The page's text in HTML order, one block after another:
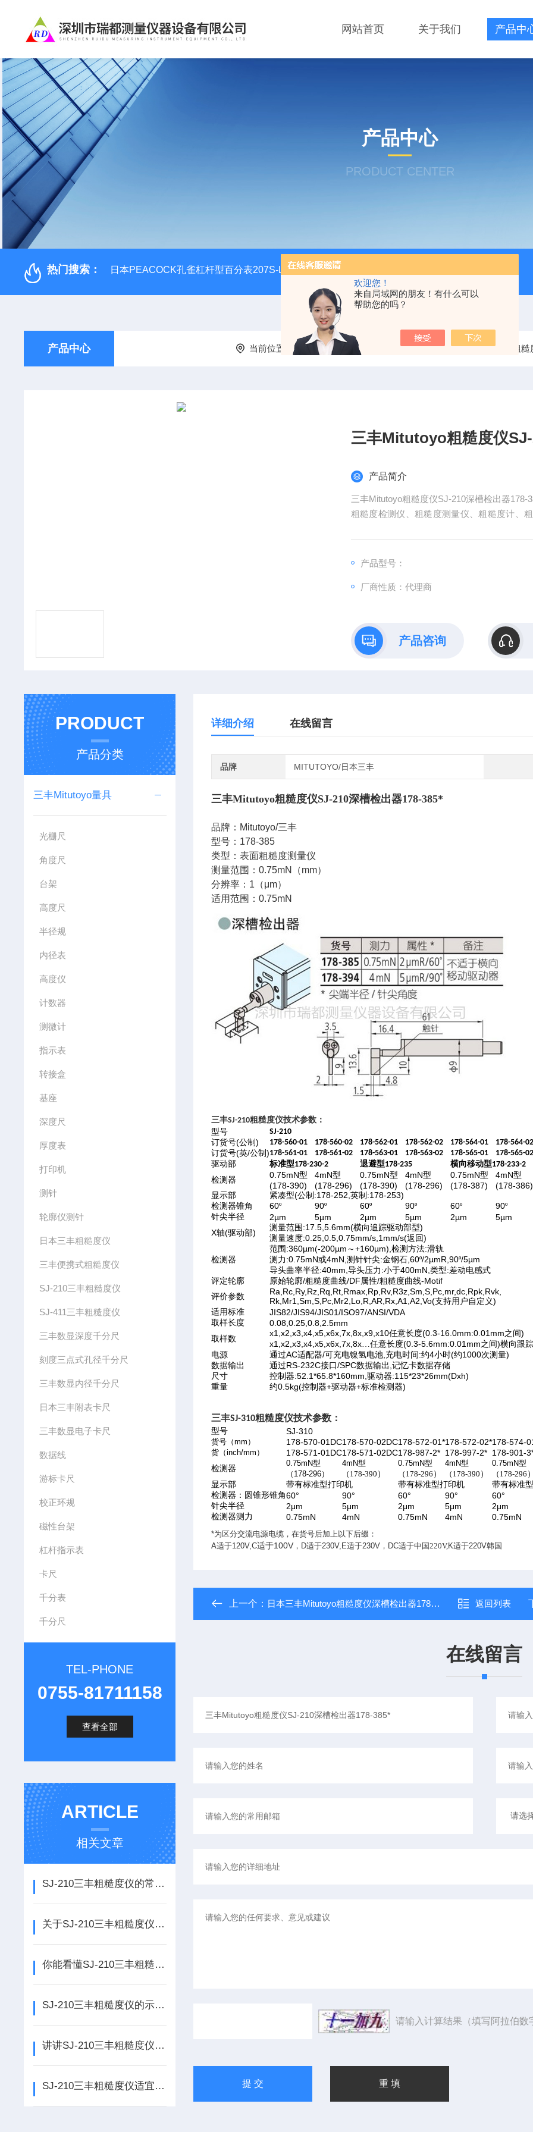
欢迎您！
来自局域网的朋友！有什么可以
帮助您的吗？
网站首页 关于我们 产品中
产品中心
PRODUCT CENTER
热门搜索： 日本PEACOCK孔雀杠杆型百分表207S-LL现货 日本指针式PEACOCK孔雀杠杆百分表207F-T
产品中心 当前位置： 首页 产品中心 三丰Mitutoyo量具 SJ-210三丰粗糙
三丰Mitutoyo粗糙度仪
产品简介
三丰Mitutoyo粗糙度仪SJ-210深槽检出器178-
粗糙度检测仪、粗糙度测量仪、粗糙度计、
产品型号：
厂商性质：代理商
产品咨询
PRODUCT
产品分类
三丰Mitutoyo量具
光栅尺
角度尺
台架
高度尺
半径规
内径表
高度仪
计数器
测微计
指示表
转接盒
基座
深度尺
厚度表
打印机
测针
轮廓仪测针
日本三丰粗糙度仪
三丰便携式粗糙度仪
SJ-210三丰粗糙度仪
SJ-411三丰粗糙度仪
三丰数显深度千分尺
刻度三点式孔径千分尺
三丰数显内径千分尺
日本三丰附表卡尺
三丰数显电子卡尺
数据线
游标卡尺
校正环规
磁性台架
杠杆指示表
卡尺
千分表
千分尺
TEL-PHONE
0755-81711158
查看全部
ARTICLE
相关文章
SJ-210三丰粗糙度仪的常见错误代码解读与故障排除指南
关于SJ-210三丰粗糙度仪的准备工作
你能看懂SJ-210三丰粗糙度仪的曲线图吗？
SJ-210三丰粗糙度仪的示值误差影响因素说明
讲讲SJ-210三丰粗糙度仪零点校准
SJ-210三丰粗糙度仪适宜在生产现场使用
详细介绍 在线留言
品牌 MITUTOYO/日本三丰
三丰Mitutoyo粗糙度仪SJ-210深槽检出器178-385*
品牌：Mitutoyo/三丰
型号：178-385
类型：表面粗糙度测量仪
测量范围：0.75mN（mm）
分辨率：1（μm）
适用范围：0.75mN
三丰SJ-210粗糙度仪技术参数：
型号
SJ-210
订货号(公制) 178-560-01 178-560-02 178-562-01 178-562-02 178-564-01
178-564-02
订货号(英/公制)178-561-01 178-561-02 178-563-01 178-563-02 178-565-01
178-565-02
驱动部
标准型178-230-2 退避型178-235 横向移动型178-233-2
检测器
0.75mN型
(178-390)
4mN型
(178-296)
0.75mN型
(178-390)
4mN型
(178-296)
0.75mN型
(178-387)
4mN型
(178-386)
显示部 紧凑型(公制 :178-252,英制 :178-253)
检测器锥角 60º 90º 60º 90º 60º 90º
针尖半径
2µm 5µm 2µm 5µm 2µm
5µm
X轴(驱动部)
测量范围 :17.5,5.6mm(横向追踪驱动部型)
测量速度:0.25,0.5,0.75mm/s,1mm/s(返回)
检测器
范围 :360µm(-200µm ～+160µm),检测方法:滑轨
测力 :0.75mN或4mN,测针针尖:金钢石 ,60º/2µmR,90º/5µm
导头曲率半径:40mm,导头压力 :小于400mN,类型:差动电感式
评定轮廓
原始轮廓/粗糙度曲线/DF 属性/粗糙度曲线-Motif
评价参数
Ra,Rc,Ry,Rz,Rq,Rt,Rmax,Rp,Rv,R3z,Sm,S,Pc,mr,dc,Rpk,Rvk,
Rk,Mr1,Sm,S,Pc,Mr2,Lo,R,AR,Rx,A1,A2,Vo(支持用户自定义)
适用标准 JIS82/JIS94/JIS01/ISO97/ANSI/VDA
取样长度 0.08,0.25,0.8,2.5mm
取样数
x1,x2,x3,x4,x5,x6x,7x,8x,x9,x10任意长度(0.3-16.0mm:0.01mm之间)
x1,x2,x3,x4,x5,x6x,7x,8x…任意长度(0.3-5.6mm:0.01mm之间)横向跟
电源
通过AC适配器/可充电镍氢电池 充电时间 :约4小时(约1000次测量)
数据输出 通过RS-232C接口/SPC数据输出 ,记忆卡数据存储
尺寸
控制器:52.1*65.8*160mm,驱动器:115*23*26mm(Dxh)
重量 约0.5kg(控制器+驱动器+标准检测器)
三丰SJ-310粗糙度仪技术参数：
型号 SJ-310
货号（mm ） 178-570-01DC178-570-02DC178-572-01*178-572-02*178-574-
货（inch/mm ） 178-571-01DC178-571-02DC178-987-2* 178-997-2* 178-901-
检测器
0.75mN型 4mN型 0.75mN型 4mN型 0.75mN型
（ 178-296） （178-390 ） （178-296 ） （178-390 ） （178-296 ）
显示部
带有标准型打印机 带有标准型打印机
带有标准
检测器：圆锥形锥角60° 90° 60° 90° 60°
针尖半径 2μm 5μm 2μm 5μm 2μm
检测器测力 0.75mN 4mN 0.75mN 4mN 0.75mN
*为区分交流电源电缆，在货号后加上以下后缀：
A适于120V,C适于100V ， D适于230V,E适于230V ， DC适于中国220V,K适于220V韩国
上一个： 日本三丰Mitutoyo粗糙度仪深槽检出器178-385功能介绍 返回列表
在线留言
请输入计算结果（填写阿拉伯数